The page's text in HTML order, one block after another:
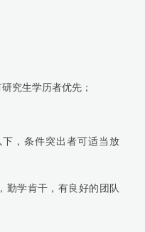
究生学历者优先；
下，条件突出者可适当放
勤学肯干，有良好的团队